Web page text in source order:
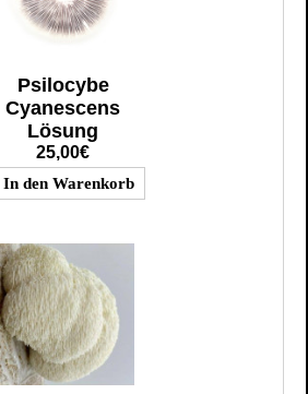
Psilocybe
Cyanescens
Lösung
25,00€